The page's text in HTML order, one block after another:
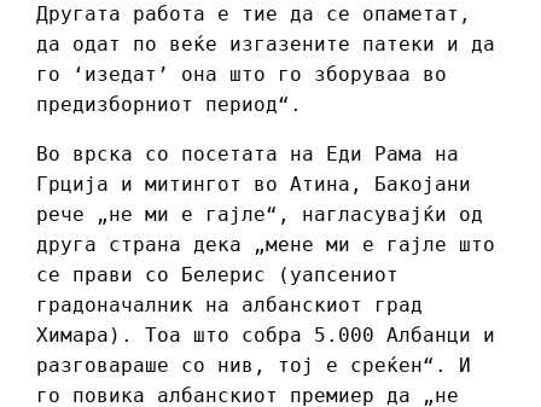
Другата работа е тие да се опаметат,
да одат по веќе изгазените патеки и да
го ‘изедат’ она што го зборуваа во
предизборниот период“.
Во врска со посетата на Еди Рама на
Грција и митингот во Атина, Бакојани
рече „не ми е гајле“, нагласувајќи од
друга страна дека „мене ми е гајле што
се прави со Белерис (уапсениот
градоначалник на албанскиот град
Химара). Тоа што собра 5.000 Албанци и
разговараше со нив, тој е среќен“. И
го повика албанскиот премиер да „не